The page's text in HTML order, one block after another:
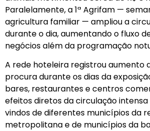
Paralelamente, a 1ª Agrifam —
agricultura familiar — ampliou a
durante o dia, aumentando o fluxo
negócios além da programação
A rede hoteleira registrou aumento
procura durante os dias da
bares, restaurantes e centros
efeitos diretos da circulação
vindos de diferentes municípios da
metropolitana e de municípios da